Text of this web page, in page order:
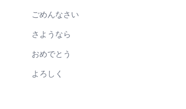
ごめんなさい
さようなら
おめでとう
よろしく